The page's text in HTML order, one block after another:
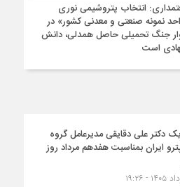
انتخاب پتروشیمی نوری
نمونه صنعتی و معدنی کشور» در
جنگ تحمیلی حاصل همدلی، دانش
است
دکتر علی دقایقی مدیرعامل گروه
ایران بمناسبت هفدهم مرداد روز